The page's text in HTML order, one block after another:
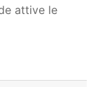
attive le